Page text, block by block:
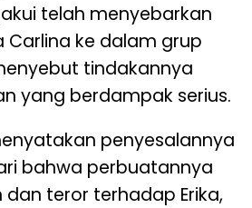
telah menyebarkan
Carlina ke dalam grup
tindakannya
yang berdampak serius.
penyesalannya
bahwa perbuatannya
teror terhadap Erika,